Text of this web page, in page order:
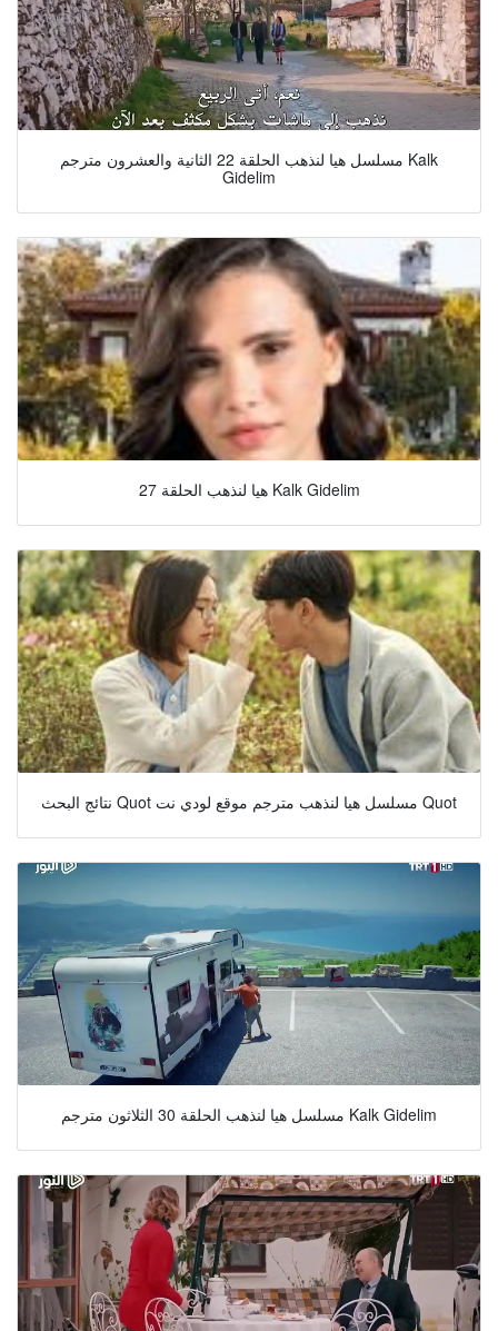
مسلسل هيا لنذهب الحلقة 22 الثانية والعشرون مترجم Kalk
Gidelim
هيا لنذهب الحلقة 27 Kalk Gidelim
نتائج البحث Quot مسلسل هيا لنذهب مترجم موقع لودي نت Quot
مسلسل هيا لنذهب الحلقة 30 الثلاثون مترجم Kalk Gidelim